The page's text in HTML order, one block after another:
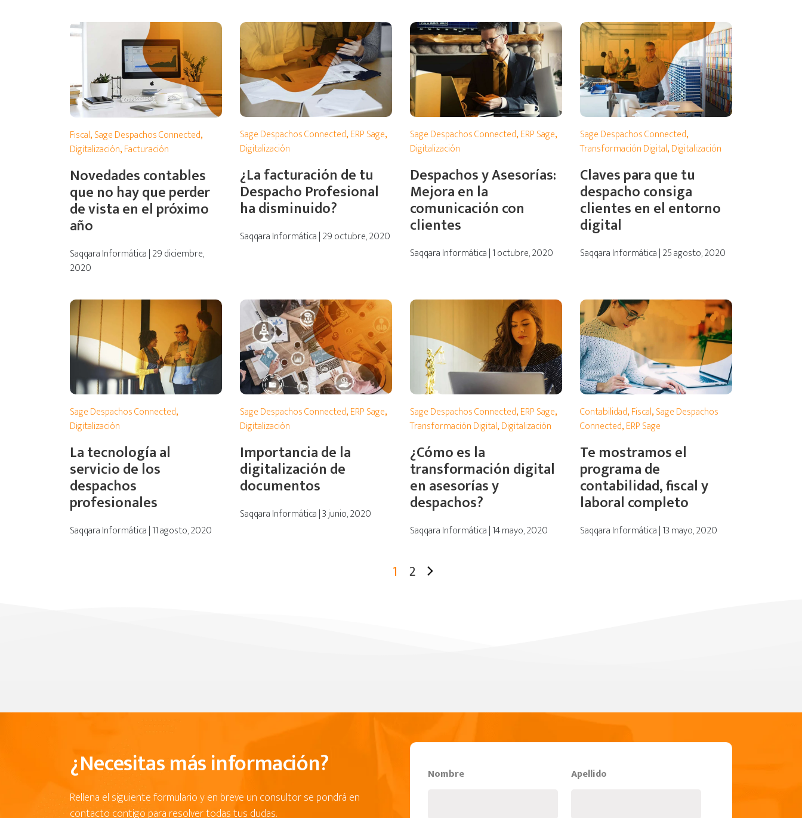
Fiscal,Sage Despachos Connected,
Digitalización,Facturación
Novedades contables
que no hay que perder
de vista en el próximo
año
Saqqara Informática | 29 diciembre,
2020
Sage Despachos Connected,ERP Sage,
Digitalización
¿La facturación de tu
Despacho Profesional
ha disminuido?
Saqqara Informática | 29 octubre, 2020
Sage Despachos Connected,ERP Sage,
Digitalización
Despachos y Asesorías:
Mejora en la
comunicación con
clientes
Saqqara Informática | 1 octubre, 2020
Sage Despachos Connected,
Transformación Digital,Digitalización
Claves para que tu
despacho consiga
clientes en el entorno
digital
Saqqara Informática | 25 agosto, 2020
Sage Despachos Connected,
Digitalización
La tecnología al
servicio de los
despachos
profesionales
Saqqara Informática | 11 agosto, 2020
Sage Despachos Connected,ERP Sage,
Digitalización
Importancia de la
digitalización de
documentos
Saqqara Informática | 3 junio, 2020
Sage Despachos Connected,ERP Sage,
Transformación Digital,Digitalización
¿Cómo es la
transformación digital
en asesorías y
despachos?
Saqqara Informática | 14 mayo, 2020
Contabilidad,Fiscal,Sage Despachos
Connected,ERP Sage
Te mostramos el
programa de
contabilidad, fiscal y
laboral completo
Saqqara Informática | 13 mayo, 2020
1 2
¿Necesitas más información?
Rellena el siguiente formulario y en breve un consultor se pondrá en
contacto contigo para resolver todas tus dudas.
Nombre Apellido